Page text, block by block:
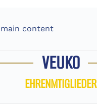
content
VEUKO
EHRENMTIGLIEDER